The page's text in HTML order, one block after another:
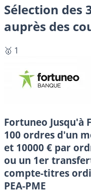
Sélection des
auprès des
🥇 1
Fortuneo Jusqu'à
100 ordres d'un
et 10000 € par
ou un 1er
compte-titres
PEA-PME